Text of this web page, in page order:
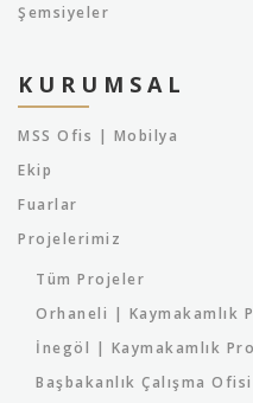
Şemsiyeler
KURUMSAL
MSS Ofis | Mobilya
Ekip
Fuarlar
Projelerimiz
Tüm Projeler
Orhaneli | Kaymakamlık
İnegöl | Kaymakamlık
Başbakanlık Çalışma Ofisi